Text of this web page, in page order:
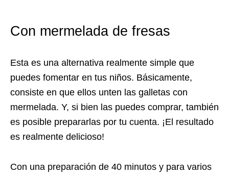
Con mermelada de fresas
Esta es una alternativa realmente simple que
puedes fomentar en tus niños. Básicamente,
consiste en que ellos unten las galletas con
mermelada. Y, si bien las puedes comprar, también
es posible prepararlas por tu cuenta. ¡El resultado
es realmente delicioso!
Con una preparación de 40 minutos y para varios